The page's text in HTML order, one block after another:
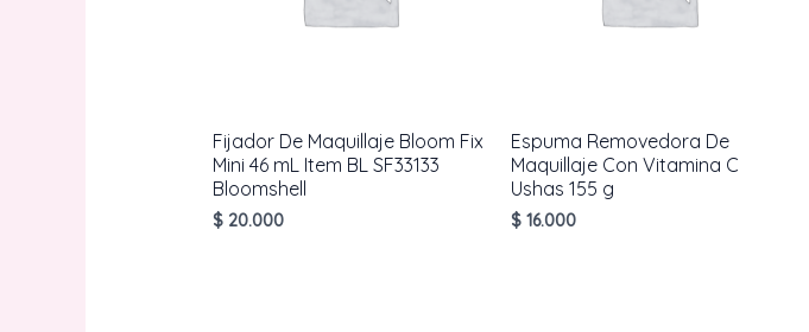
Fijador De Maquillaje Bloom Fix
Mini 46 mL Item BL SF33133
Bloomshell
$20.000
Espuma Removedora De
Maquillaje Con Vitamina C
Ushas 155 g
$ 16.000